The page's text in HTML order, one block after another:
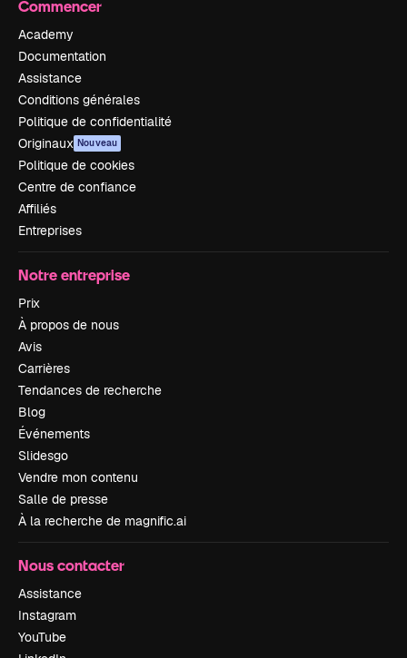
Commencer
Academy
Documentation
Assistance
Conditions générales
Politique de confidentialité
Originaux Nouveau
Politique de cookies
Centre de confiance
Affiliés
Entreprises
Notre entreprise
Prix
À propos de nous
Avis
Carrières
Tendances de recherche
Blog
Événements
Slidesgo
Vendre mon contenu
Salle de presse
À la recherche de magnific.ai
Nous contacter
Assistance
Instagram
YouTube